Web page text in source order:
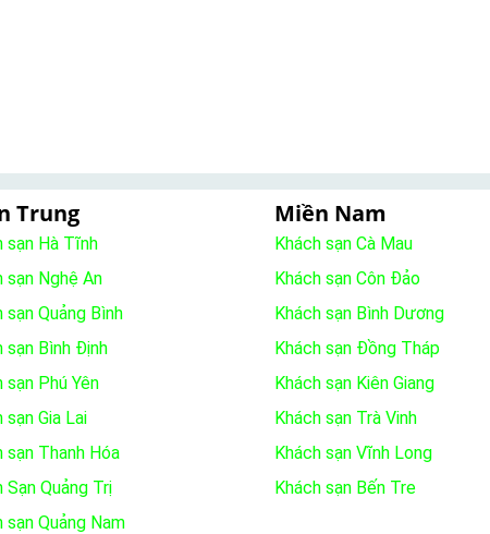
Trung
sạn Hà Tĩnh
sạn Nghệ An
sạn Quảng Bình
sạn Bình Định
sạn Phú Yên
sạn Gia Lai
sạn Thanh Hóa
Sạn Quảng Trị
sạn Quảng Nam
Miền Nam
Khách sạn Cà Mau
Khách sạn Côn Đảo
Khách sạn Bình Dương
Khách sạn Đồng Tháp
Khách sạn Kiên Giang
Khách sạn Trà Vinh
Khách sạn Vĩnh Long
Khách sạn Bến Tre